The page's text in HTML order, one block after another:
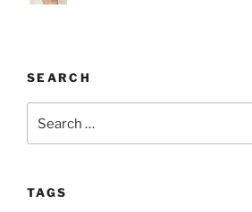
SEARCH
for:
TAGS